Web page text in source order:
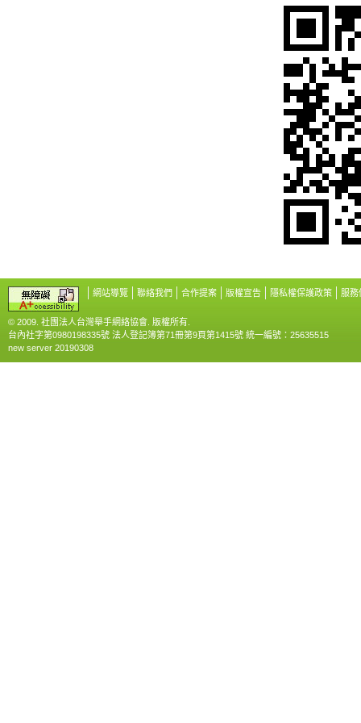
網站導覽 聯絡我們 合作提案 版權宣告 隱私權保護政策 服務
© 2009. 社團法人台灣舉手網絡協會. 版權所有.
台內社字第0980198335號 法人登記簿第71冊第9頁第1415號 統一編號：25635515
new server 20190308